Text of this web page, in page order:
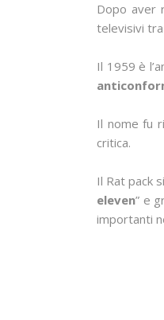
Dopo aver
televisivi tra
Il 1959 è
Il nome fu
critica.
Il Rat pack
eleven” e
importanti